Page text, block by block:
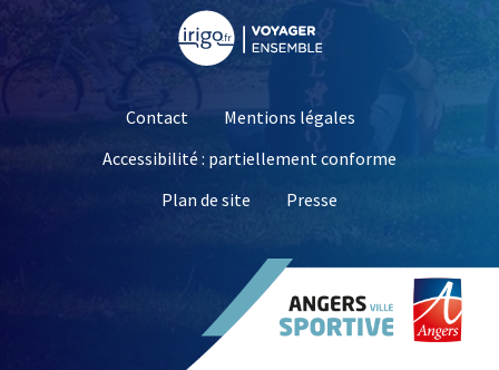
Contact
Mentions légales
Accessibilité : partiellement conforme
Plan de site
Presse